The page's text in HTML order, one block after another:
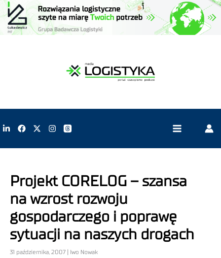
Projekt CORELOG – szansa
na wzrost rozwoju
gospodarczego i poprawę
sytuacji na naszych drogach
31 października, 2007 | Iwo Nowak